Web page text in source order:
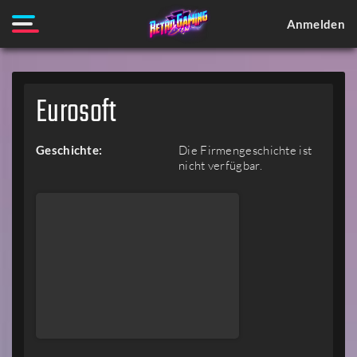
Anmelden
Eurosoft
Geschichte:
Die Firmengeschichte ist
nicht verfügbar.